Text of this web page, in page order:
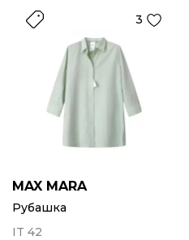
3
MAX MARA
Рубашка
IT 42